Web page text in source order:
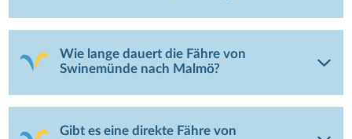
Wie lange dauert die Fähre von
Swinemünde nach Malmö?
Gibt es eine direkte Fähre von